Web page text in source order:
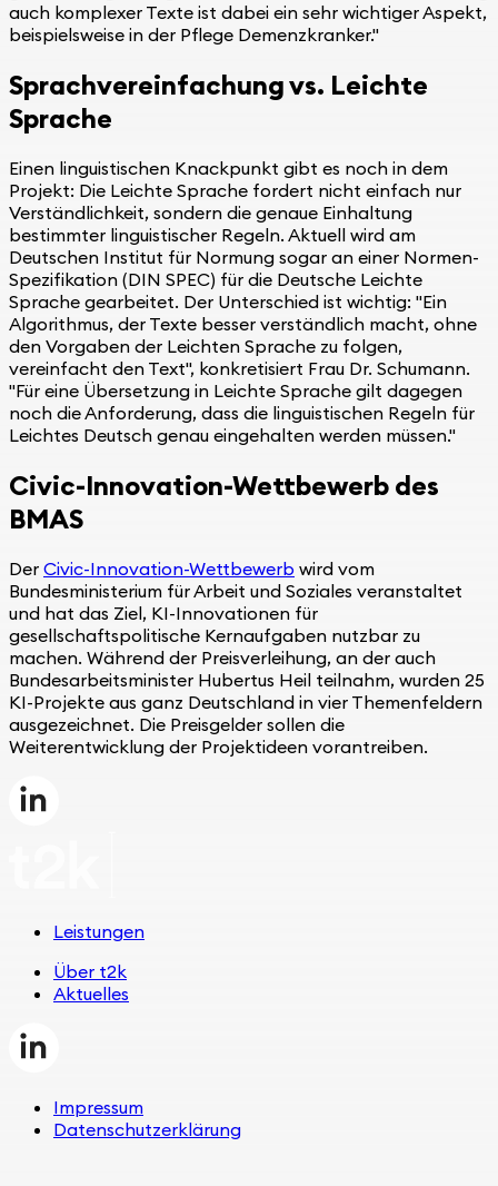
auch komplexer Texte ist dabei ein sehr wichtiger Aspekt,
beispielsweise in der Pflege Demenzkranker."
Sprachvereinfachung vs. Leichte
Sprache
Einen linguistischen Knackpunkt gibt es noch in dem
Projekt: Die Leichte Sprache fordert nicht einfach nur
Verständlichkeit, sondern die genaue Einhaltung
bestimmter linguistischer Regeln. Aktuell wird am
Deutschen Institut für Normung sogar an einer Normen-
Spezifikation (DIN SPEC) für die Deutsche Leichte
Sprache gearbeitet. Der Unterschied ist wichtig: "Ein
Algorithmus, der Texte besser verständlich macht, ohne
den Vorgaben der Leichten Sprache zu folgen,
vereinfacht den Text", konkretisiert Frau Dr. Schumann.
"Für eine Übersetzung in Leichte Sprache gilt dagegen
noch die Anforderung, dass die linguistischen Regeln für
Leichtes Deutsch genau eingehalten werden müssen."
Civic-Innovation-Wettbewerb des
BMAS
Der Civic-Innovation-Wettbewerb wird vom
Bundesministerium für Arbeit und Soziales veranstaltet
und hat das Ziel, KI-Innovationen für
gesellschaftspolitische Kernaufgaben nutzbar zu
machen. Während der Preisverleihung, an der auch
Bundesarbeitsminister Hubertus Heil teilnahm, wurden 25
KI-Projekte aus ganz Deutschland in vier Themenfeldern
ausgezeichnet. Die Preisgelder sollen die
Weiterentwicklung der Projektideen vorantreiben.
Leistungen
Über t2k
Aktuelles
Impressum
Datenschutzerklärung